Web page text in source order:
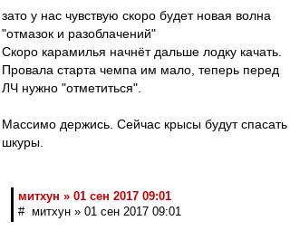
зато у нас чувствую скоро будет новая волна
"отмазок и разоблачений"
Скоро карамилья начнёт дальше лодку качать.
Провала старта чемпа им мало, теперь перед
ЛЧ нужно "отметиться".
Массимо держись. Сейчас крысы будут спасать
шкуры.
митхун » 01 сен 2017 09:01
# митхун » 01 сен 2017 09:01